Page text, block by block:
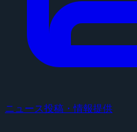
ニュース投稿・情報提供